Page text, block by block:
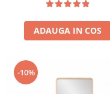
ADAUGA IN COS
-10%